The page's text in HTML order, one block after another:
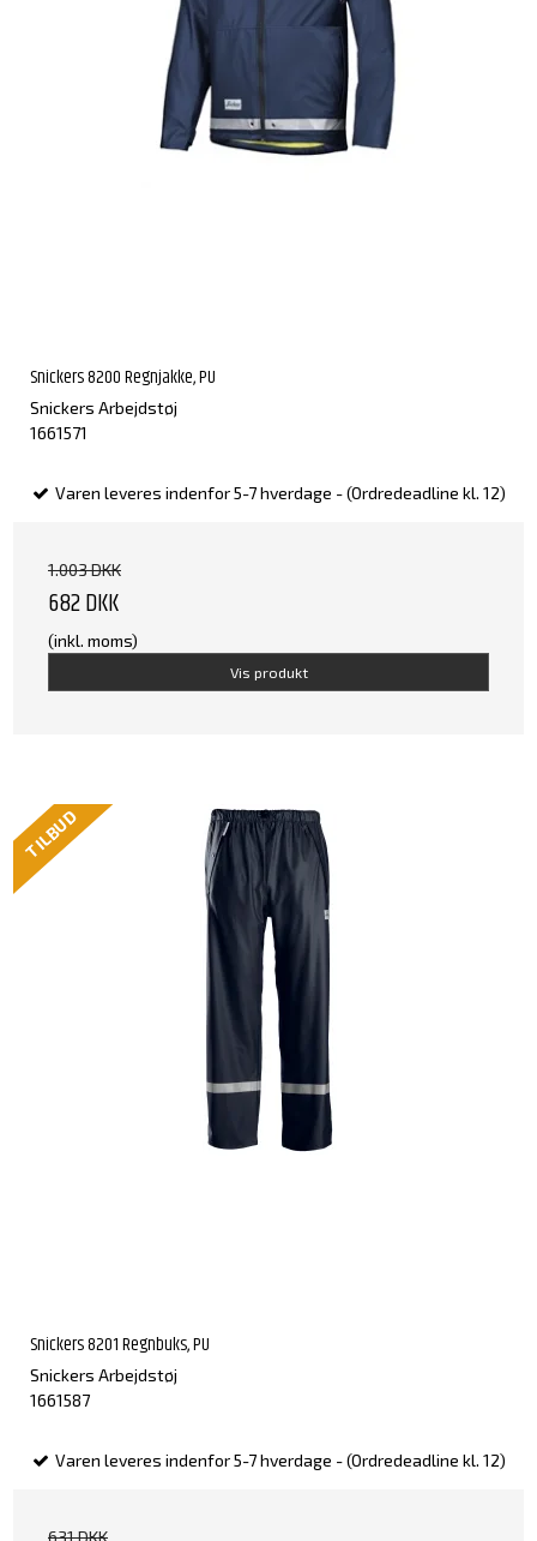
Snickers 8200 Regnjakke, PU
Snickers Arbejdstøj
1661571
Varen leveres indenfor 5-7 hverdage - (Ordredeadline kl. 12)
1.003 DKK
682 DKK
(inkl. moms)
Vis produkt
TILBUD
Snickers 8201 Regnbuks, PU
Snickers Arbejdstøj
1661587
Varen leveres indenfor 5-7 hverdage - (Ordredeadline kl. 12)
631 DKK